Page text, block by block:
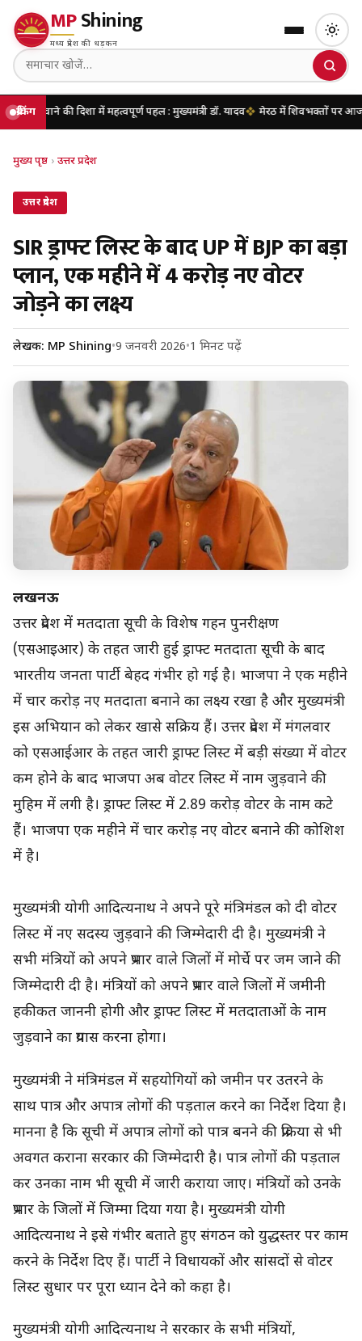
MPShining
मध्य प्रदेश की धड़कन
ब्रेकिंग
दिशा में महत्वपूर्ण पहल : मुख्यमंत्री डॉ. यादव मेरठ में शिवभक्तों पर आज पुष्पवर्षा करेंगे
मुख्य पृष्ठ › उत्तर प्रदेश
उत्तर प्रदेश
SIR ड्राफ्ट लिस्ट के बाद UP में BJP का बड़ा
प्लान, एक महीने में 4 करोड़ नए वोटर
जोड़ने का लक्ष्य
लेखक: MP Shining•9 जनवरी 2026•1 मिनट पढ़ें
लखनऊ
उत्तर प्रदेश में मतदाता सूची के विशेष गहन पुनरीक्षण
(एसआइआर) के तहत जारी हुई ड्राफ्ट मतदाता सूची के बाद
भारतीय जनता पार्टी बेहद गंभीर हो गई है। भाजपा ने एक महीने
में चार करोड़ नए मतदाता बनाने का लक्ष्य रखा है और मुख्यमंत्री
इस अभियान को लेकर खासे सक्रिय हैं। उत्तर प्रदेश में मंगलवार
को एसआईआर के तहत जारी ड्राफ्ट लिस्ट में बड़ी संख्या में वोटर
कम होने के बाद भाजपा अब वोटर लिस्ट में नाम जुड़वाने की
मुहिम में लगी है। ड्राफ्ट लिस्ट में 2.89 करोड़ वोटर के नाम कटे
हैं। भाजपा एक महीने में चार करोड़ नए वोटर बनाने की कोशिश
में है।
मुख्यमंत्री योगी आदित्यनाथ ने अपने पूरे मंत्रिमंडल को दी वोटर
लिस्ट में नए सदस्य जुड़वाने की जिम्मेदारी दी है। मुख्यमंत्री ने
सभी मंत्रियों को अपने प्रभार वाले जिलों में मोर्चे पर जम जाने की
जिम्मेदारी दी है। मंत्रियों को अपने प्रभार वाले जिलों में जमीनी
हकीकत जाननी होगी और ड्राफ्ट लिस्ट में मतदाताओं के नाम
जुड़वाने का प्रयास करना होगा।
मुख्यमंत्री ने मंत्रिमंडल में सहयोगियों को जमीन पर उतरने के
साथ पात्र और अपात्र लोगों की पड़ताल करने का निर्देश दिया है।
मानना है कि सूची में अपात्र लोगों को पात्र बनने की प्रक्रिया से भी
अवगत कराना सरकार की जिम्मेदारी है। पात्र लोगों की पड़ताल
कर उनका नाम भी सूची में जारी कराया जाए। मंत्रियों को उनके
प्रभार के जिलों में जिम्मा दिया गया है। मुख्यमंत्री योगी
आदित्यनाथ ने इसे गंभीर बताते हुए संगठन को युद्धस्तर पर काम
करने के निर्देश दिए हैं। पार्टी ने विधायकों और सांसदों से वोटर
लिस्ट सुधार पर पूरा ध्यान देने को कहा है।
मुख्यमंत्री योगी आदित्यनाथ ने सरकार के सभी मंत्रियों,